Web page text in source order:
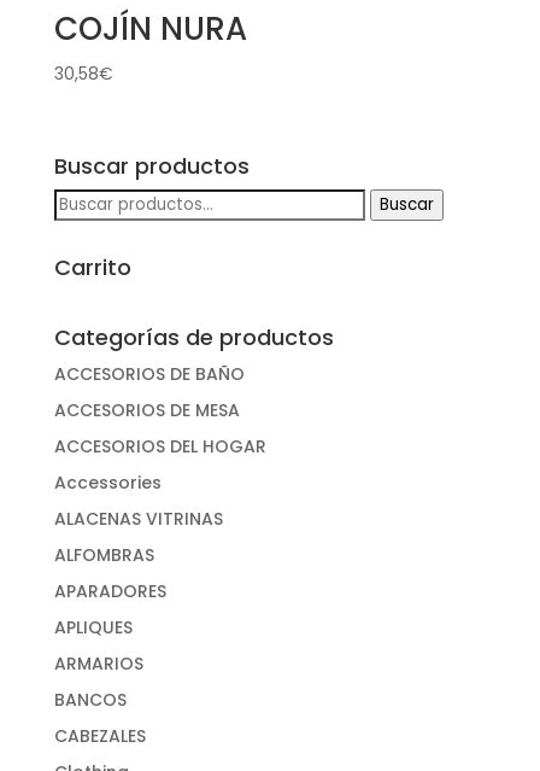
COJÍN NURA
30,58€
Buscar productos
Buscar
por:
Buscar
Carrito
Categorías de productos
ACCESORIOS DE BAÑO
ACCESORIOS DE MESA
ACCESORIOS DEL HOGAR
Accessories
ALACENAS VITRINAS
ALFOMBRAS
APARADORES
APLIQUES
ARMARIOS
BANCOS
CABEZALES